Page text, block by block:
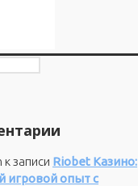
к записи Riobet Казино:
игровой опыт с